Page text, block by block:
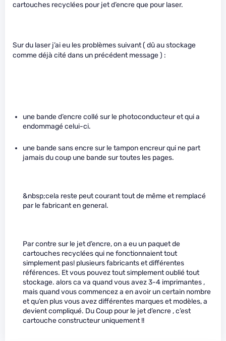
cartouches recyclées pour jet d’encre que pour laser.
Sur du laser j’ai eu les problèmes suivant ( dû au stockage
comme déjà cité dans un précédent message ) :
une bande d’encre collé sur le photoconducteur et qui a
endommagé celui-ci.
une bande sans encre sur le tampon encreur qui ne part
jamais du coup une bande sur toutes les pages.
&nbsp;cela reste peut courant tout de même et remplacé
par le fabricant en general.
Par contre sur le jet d’encre, on a eu un paquet de
cartouches recyclées qui ne fonctionnaient tout
simplement pas! plusieurs fabricants et différentes
références. Et vous pouvez tout simplement oublié tout
stockage. alors ca va quand vous avez 3-4 imprimantes ,
mais quand vous commencez a en avoir un certain nombre
et qu’en plus vous avez différentes marques et modèles, a
devient compliqué. Du Coup pour le jet d’encre , c’est
cartouche constructeur uniquement !!